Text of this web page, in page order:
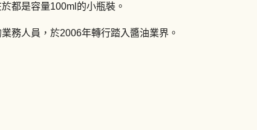
都是容量100ml的小瓶裝。
務人員，於2006年轉行踏入醬油業界。